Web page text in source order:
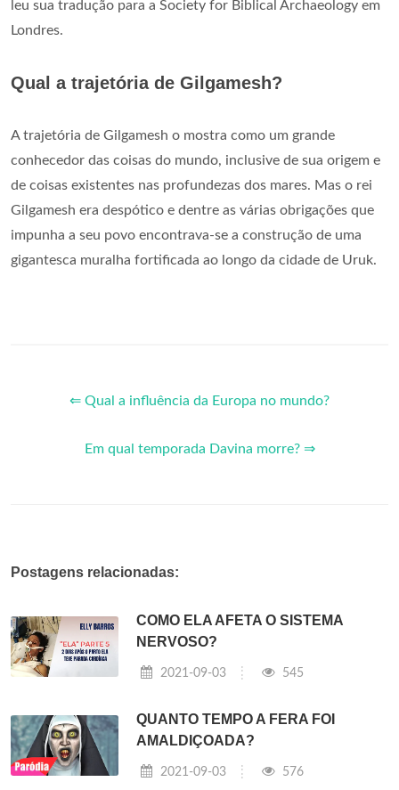
leu sua tradução para a Society for Biblical Archaeology em
Londres.
Qual a trajetória de Gilgamesh?
A trajetória de Gilgamesh o mostra como um grande
conhecedor das coisas do mundo, inclusive de sua origem e
de coisas existentes nas profundezas dos mares. Mas o rei
Gilgamesh era despótico e dentre as várias obrigações que
impunha a seu povo encontrava-se a construção de uma
gigantesca muralha fortificada ao longo da cidade de Uruk.
⇐ Qual a influência da Europa no mundo?
Em qual temporada Davina morre? ⇒
Postagens relacionadas:
COMO ELA AFETA O SISTEMA
NERVOSO?
2021-09-03 545
QUANTO TEMPO A FERA FOI
AMALDIÇOADA?
2021-09-03 576